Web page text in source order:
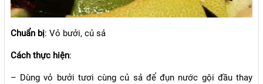
Chuẩn bị: Vỏ bưởi, củ sả
Cách thực hiện:
– Dùng vỏ bưởi tươi cùng củ sả để đụn nước gội đầu thay